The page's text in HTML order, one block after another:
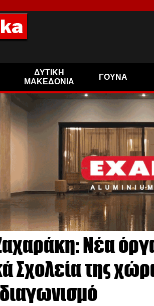
ΔΥΤΙΚΗ
ΜΑΚΕΔΟΝΙΑ
ΓΟΥΝΑ
Νέα
Σχολεία της